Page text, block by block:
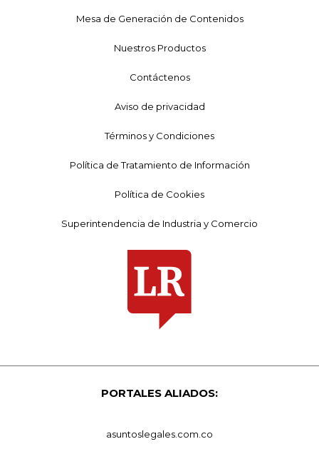
Mesa de Generación de Contenidos
Nuestros Productos
Contáctenos
Aviso de privacidad
Términos y Condiciones
Política de Tratamiento de Información
Política de Cookies
Superintendencia de Industria y Comercio
PORTALES ALIADOS:
asuntoslegales.com.co